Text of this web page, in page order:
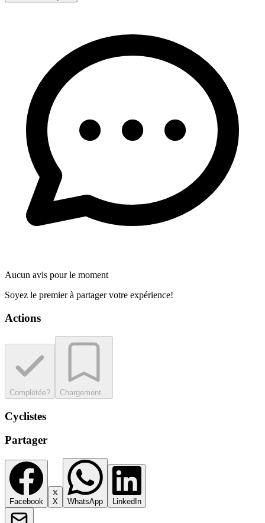
Aucun avis pour le moment
Soyez le premier à partager votre expérience!
Actions
Complétée? Chargement...
Cyclistes
Partager
Facebook X WhatsApp LinkedIn